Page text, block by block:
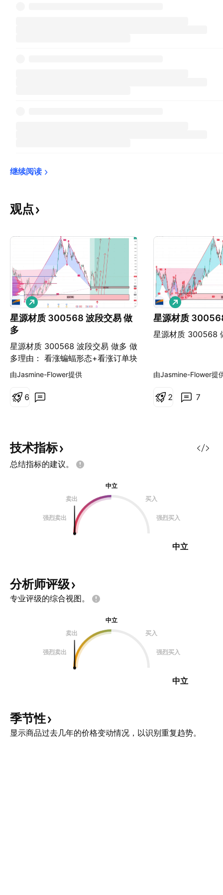
继续阅读
观点
星源材质 300568 波段交易 做
多
星源材质 300568 波段交易 做多 做
多理由： 看涨蝙蝠形态+看涨订单块
+成交量分布+（看涨K线形态确认）
元附近，入场做多，止损位放在
=4000股 4000股×7.10元=28400
元（单笔交易总金额） 第一目标位
看12.20元附近，减半仓，推保护。
仓，推保护。 第三目标位看40元附
近，再减半仓，推保护。 交易计划
B: 入场位5.30附近，入场做多，止
损位放在4.30元。 5.30元—4.30元
做
多
由Jasmine-Flower提供
6
星源材质
星源材质 300568
做
多
由Jasmine-Flower提
7
2
技术指标
总结指标的建议。
中立
卖出
买入
强烈卖出 强烈买入
中立
分析师评级
专业评级的综合视图。
中立
卖出
买入
强烈卖出 强烈买入
中立
季节性
显示商品过去几年的价格变动情况，以识别重复趋势。